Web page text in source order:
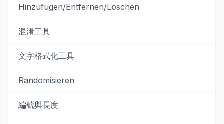
Hinzufügen/Entfernen/Löschen
混淆工具
文字格式化工具
Randomisieren
編號與長度